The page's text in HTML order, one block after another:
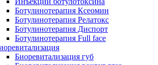
Ботулинотерапия Ксеомин
Ботулинотерапия Релатокс
Ботулинотерапия Диспорт
Ботулинотерапия Full face
Биоревитализация губ